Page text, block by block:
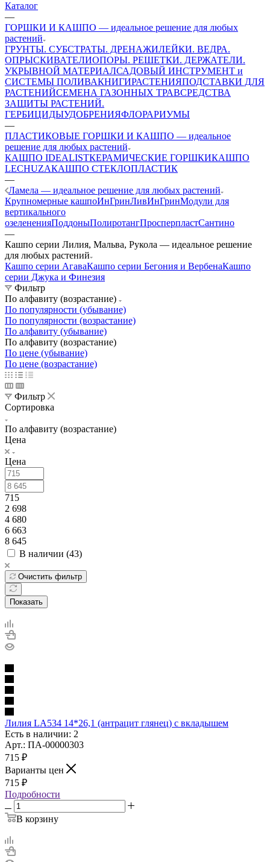
Каталог
—
ГОРШКИ И КАШПО — идеальное решение для любых
растений
ГРУНТЫ. СУБСТРАТЫ. ДРЕНАЖИЛЕЙКИ. ВЕДРА.
ОПРЫСКИВАТЕЛИОПОРЫ. РЕШЕТКИ. ДЕРЖАТЕЛИ.
УКРЫВНОЙ МАТЕРИАЛСАДОВЫЙ ИНСТРУМЕНТ и
СИСТЕМЫ ПОЛИВАКНИГИРАСТЕНИЯПОДСТАВКИ ДЛЯ
РАСТЕНИЙСЕМЕНА ГАЗОННЫХ ТРАВСРЕДСТВА
ЗАЩИТЫ РАСТЕНИЙ.
ГЕРБИЦИДЫУДОБРЕНИЯФЛОРАРИУМЫ
—
ПЛАСТИКОВЫЕ ГОРШКИ И КАШПО — идеальное
решение для любых растений
КАШПО IDEALISTКЕРАМИЧЕСКИЕ ГОРШКИКАШПО
LECHUZAКАШПО СТЕКЛОПЛАСТИК
—
Ламела — идеальное решение для любых растений
Крупномерные кашпоИнГринЛивИнГринМодули для
вертикального
озелененияПоддоныПолиротангПросперпластСантино
—
Кашпо серии Лилия, Мальва, Рукола — идеальное решение
для любых растений
Кашпо серии АгаваКашпо серии Бегония и ВербенаКашпо
серии Джука и Финезия
Фильтр
По алфавиту (возрастание)
По популярности (убывание)
По популярности (возрастание)
По алфавиту (убывание)
По алфавиту (возрастание)
По цене (убывание)
По цене (возрастание)
Фильтр
Сортировка
По алфавиту (возрастание)
Цена
Цена
715
2 698
4 680
6 663
8 645
В наличии (43)
Очистить фильтр
Показать
Лилия LA534 14*26,1 (антрацит глянец) с вкладышем
Есть в наличии: 2
Арт.: ПА-00000303
715 ₽
Варианты цен
715 ₽
Подробности
В корзину